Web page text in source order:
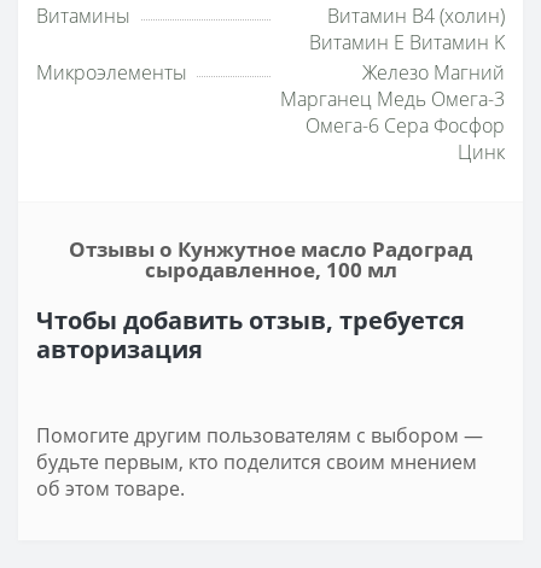
Витамины
Витамин B4 (холин)
Витамин E Витамин K
Микроэлементы
Железо Магний
Марганец Медь Омега-3
Омега-6 Сера Фосфор
Цинк
Отзывы о Кунжутное масло Радоград
сыродавленное, 100 мл
Чтобы добавить отзыв, требуется
авторизация
Помогите другим пользователям с выбором —
будьте первым, кто поделится своим мнением
об этом товаре.